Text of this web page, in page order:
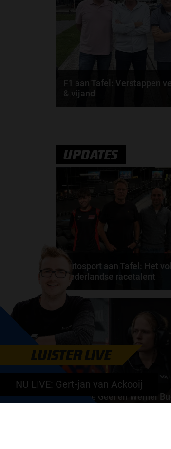
F1 aan Tafel: Verstappen
& vijand
doorde redactie van Grand Prix Radio
UPDATES
Autosport aan Tafel: Het
Nederlandse racetalent
Hoe klim je naar te top in de
nodig om alles uit je carrière te
de redactie van Grand Prix Radio
Daniëlle Geel en Werner
in F1 aan Tafel
LUISTER LIVE
NU LIVE: Gert-jan van Ackooij